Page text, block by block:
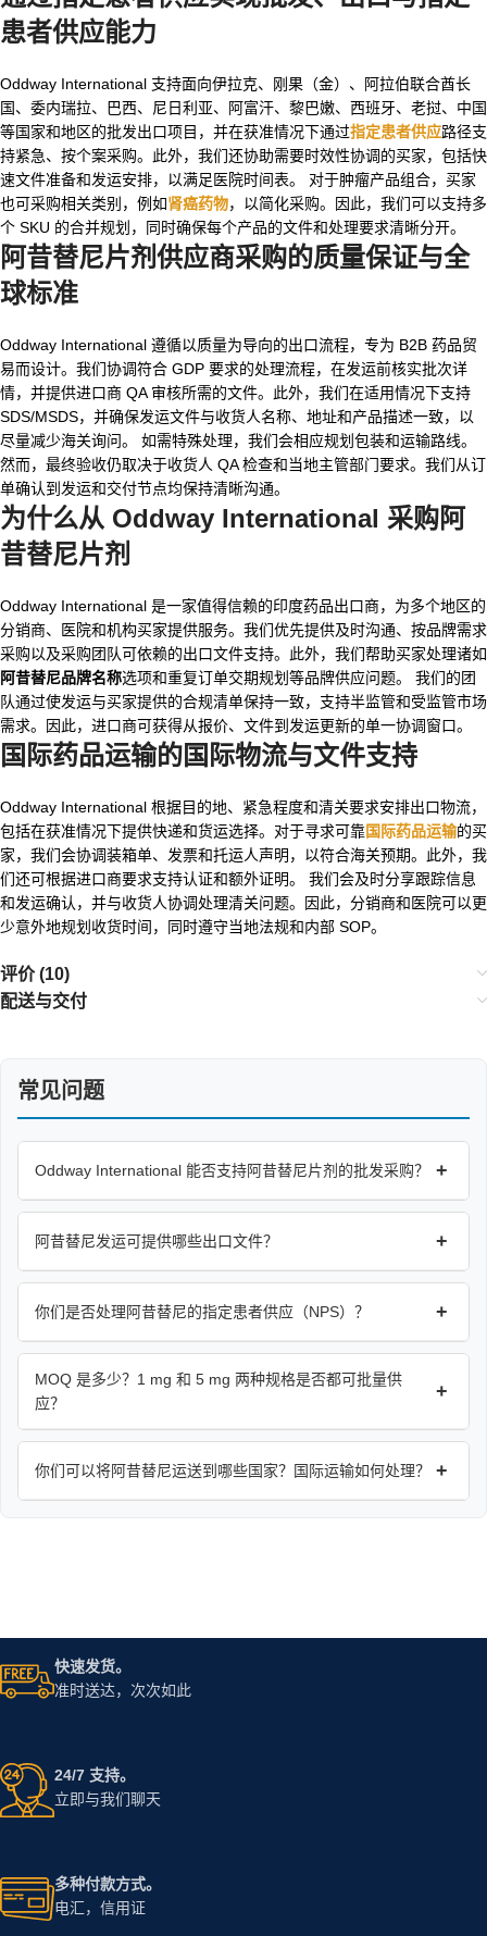
患者供应能力
Oddway International 支持面向伊拉克、刚果（金）、阿拉伯联合酋长
国、委内瑞拉、巴西、尼日利亚、阿富汗、黎巴嫩、西班牙、老挝、中国
等国家和地区的批发出口项目，并在获准情况下通过指定患者供应路径支
持紧急、按个案采购。此外，我们还协助需要时效性协调的买家，包括快
速文件准备和发运安排，以满足医院时间表。 对于肿瘤产品组合，买家
也可采购相关类别，例如肾癌药物，以简化采购。因此，我们可以支持多
个 SKU 的合并规划，同时确保每个产品的文件和处理要求清晰分开。
阿昔替尼片剂供应商采购的质量保证与全
球标准
Oddway International 遵循以质量为导向的出口流程，专为 B2B 药品贸
易而设计。我们协调符合 GDP 要求的处理流程，在发运前核实批次详
情，并提供进口商 QA 审核所需的文件。此外，我们在适用情况下支持
SDS/MSDS，并确保发运文件与收货人名称、地址和产品描述一致，以
尽量减少海关询问。 如需特殊处理，我们会相应规划包装和运输路线。
然而，最终验收仍取决于收货人 QA 检查和当地主管部门要求。我们从订
单确认到发运和交付节点均保持清晰沟通。
为什么从 Oddway International 采购阿
昔替尼片剂
Oddway International 是一家值得信赖的印度药品出口商，为多个地区的
分销商、医院和机构买家提供服务。我们优先提供及时沟通、按品牌需求
采购以及采购团队可依赖的出口文件支持。此外，我们帮助买家处理诸如
阿昔替尼品牌名称选项和重复订单交期规划等品牌供应问题。 我们的团
队通过使发运与买家提供的合规清单保持一致，支持半监管和受监管市场
需求。因此，进口商可获得从报价、文件到发运更新的单一协调窗口。
国际药品运输的国际物流与文件支持
Oddway International 根据目的地、紧急程度和清关要求安排出口物流，
包括在获准情况下提供快递和货运选择。对于寻求可靠国际药品运输的买
家，我们会协调装箱单、发票和托运人声明，以符合海关预期。此外，我
们还可根据进口商要求支持认证和额外证明。 我们会及时分享跟踪信息
和发运确认，并与收货人协调处理清关问题。因此，分销商和医院可以更
少意外地规划收货时间，同时遵守当地法规和内部 SOP。
评价 (10)
配送与交付
常见问题
Oddway International 能否支持阿昔替尼片剂的批发采购？ +
阿昔替尼发运可提供哪些出口文件？ +
你们是否处理阿昔替尼的指定患者供应（NPS）？ +
MOQ 是多少？1 mg 和 5 mg 两种规格是否都可批量供
应？
+
你们可以将阿昔替尼运送到哪些国家？国际运输如何处理？ +
快速发货。
准时送达，次次如此
24/7 支持。
立即与我们聊天
多种付款方式。
电汇，信用证